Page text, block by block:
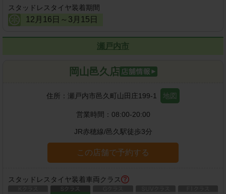
スタッドレスタイヤ装着期間
12 月 16 日～ 3 月 15 日
瀬戸内市
岡山邑久店
住所： 瀬戸内市邑久町山田庄199-1 地図
営業時間： 08:00-20:00
JR赤穂線/邑久駅徒歩3分
この店舗で予約する
スタッドレスタイヤ装着車両クラス